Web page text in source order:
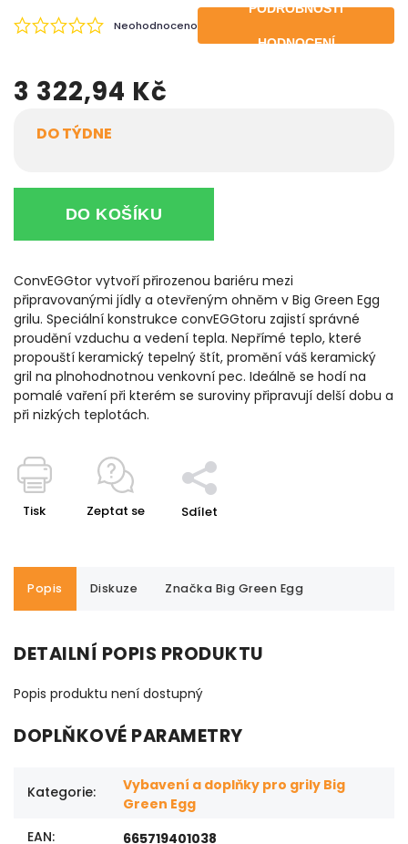
Neohodnoceno
PODROBNOSTI
HODNOCENÍ
3 322,94 Kč
DO TÝDNE
DO KOŠÍKU
ConvEGGtor vytvoří přirozenou bariéru mezi
připravovanými jídly a otevřeným ohněm v Big Green Egg
grilu. Speciální konstrukce convEGGtoru zajistí správné
proudění vzduchu a vedení tepla. Nepřímé teplo, které
propouští keramický tepelný štít, promění váš keramický
gril na plnohodnotnou venkovní pec. Ideálně se hodí na
pomalé vaření při kterém se suroviny připravují delší dobu a
při nizkých teplotách.
Tisk Zeptat se Sdílet
Popis Diskuze Značka Big Green Egg
DETAILNÍ POPIS PRODUKTU
Popis produktu není dostupný
DOPLŇKOVÉ PARAMETRY
Kategorie:
Vybavení a doplňky pro grily Big
Green Egg
EAN:
665719401038